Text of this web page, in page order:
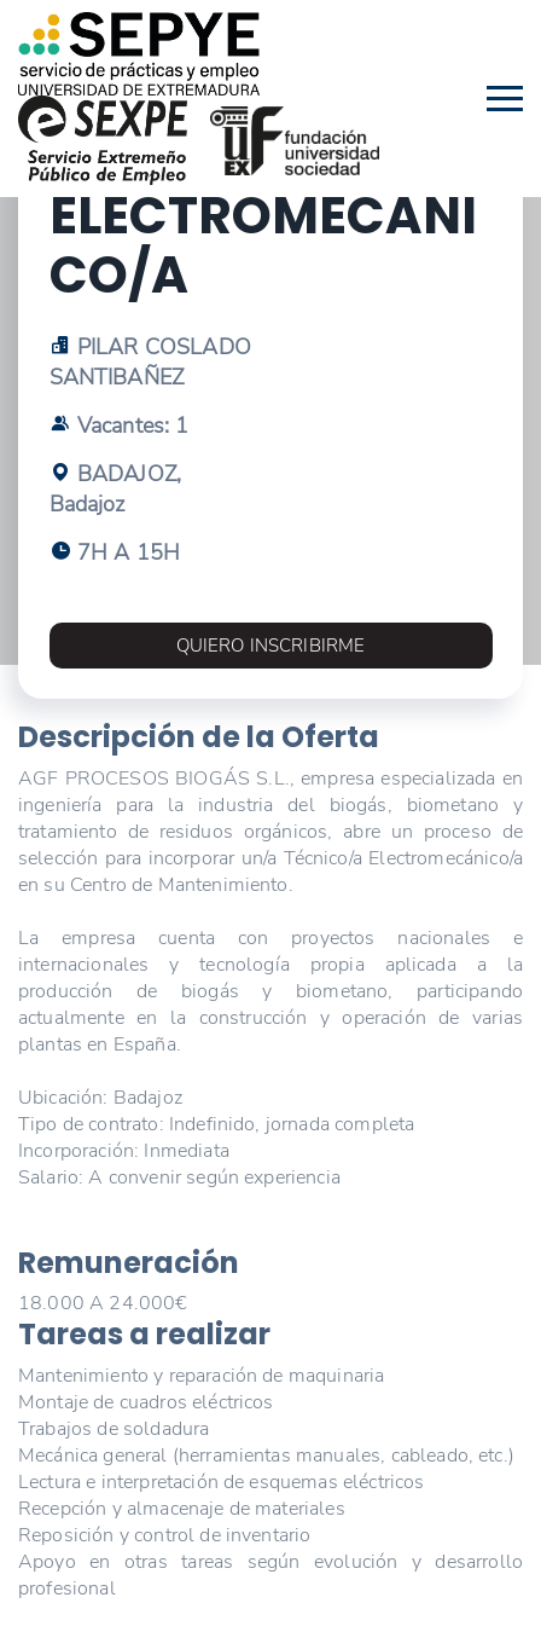
05/05/2026 - OFERTA DE EMPLEO
TÉCNICO/A
ELECTROMECÁNI
CO/A
PILAR COSLADO
SANTIBAÑEZ
Vacantes: 1
BADAJOZ,
Badajoz
7H A 15H
QUIERO INSCRIBIRME
Descripción de la Oferta
AGF PROCESOS BIOGÁS S.L., empresa especializada en
ingeniería para la industria del biogás, biometano y
tratamiento de residuos orgánicos, abre un proceso de
selección para incorporar un/a Técnico/a Electromecánico/a
en su Centro de Mantenimiento.
La empresa cuenta con proyectos nacionales e
internacionales y tecnología propia aplicada a la
producción de biogás y biometano, participando
actualmente en la construcción y operación de varias
plantas en España.
Ubicación: Badajoz
Tipo de contrato: Indefinido, jornada completa
Incorporación: Inmediata
Salario: A convenir según experiencia
Remuneración
18.000 A 24.000€
Tareas a realizar
Mantenimiento y reparación de maquinaria
Montaje de cuadros eléctricos
Trabajos de soldadura
Mecánica general (herramientas manuales, cableado, etc.)
Lectura e interpretación de esquemas eléctricos
Recepción y almacenaje de materiales
Reposición y control de inventario
Apoyo en otras tareas según evolución y desarrollo
profesional